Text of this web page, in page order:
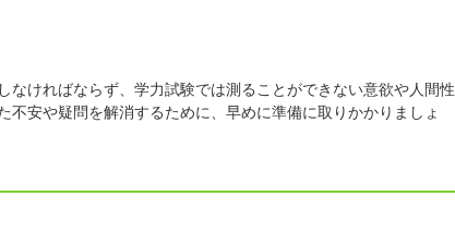
ければならず、学力試験では測ることができない意欲や人間性
安や疑問を解消するために、早めに準備に取りかかりましょ